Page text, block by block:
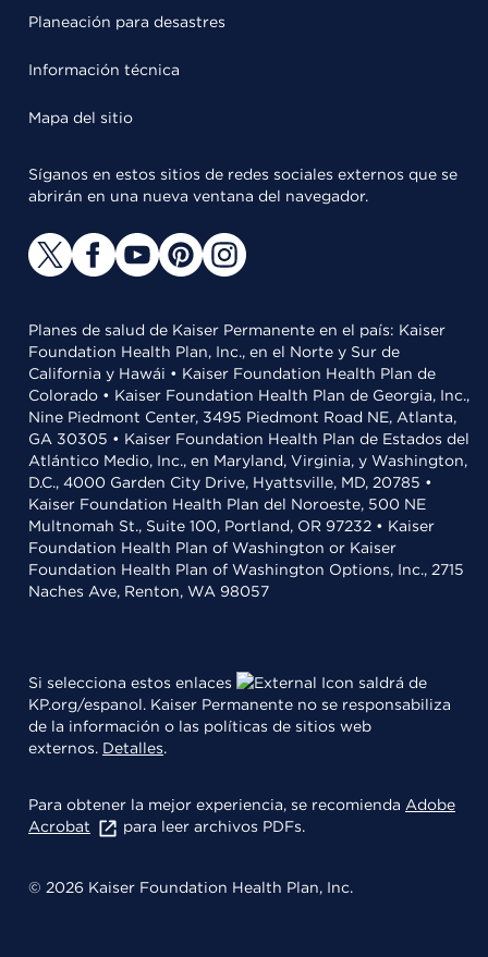
Planeación para desastres
Información técnica
Mapa del sitio
Síganos en estos sitios de redes sociales externos que se
abrirán en una nueva ventana del navegador.
Planes de salud de Kaiser Permanente en el país: Kaiser
Foundation Health Plan, Inc., en el Norte y Sur de
California y Hawái • Kaiser Foundation Health Plan de
Colorado • Kaiser Foundation Health Plan de Georgia, Inc.,
Nine Piedmont Center, 3495 Piedmont Road NE, Atlanta,
GA 30305 • Kaiser Foundation Health Plan de Estados del
Atlántico Medio, Inc., en Maryland, Virginia, y Washington,
D.C., 4000 Garden City Drive, Hyattsville, MD, 20785 •
Kaiser Foundation Health Plan del Noroeste, 500 NE
Multnomah St., Suite 100, Portland, OR 97232 • Kaiser
Foundation Health Plan of Washington or Kaiser
Foundation Health Plan of Washington Options, Inc., 2715
Naches Ave, Renton, WA 98057
Si selecciona estos enlaces
saldrá de
KP.org/espanol. Kaiser Permanente no se responsabiliza
de la información o las políticas de sitios web
externos. Detalles.
Para obtener la mejor experiencia, se recomienda Adobe
Acrobat
para leer archivos PDFs.
© 2026 Kaiser Foundation Health Plan, Inc.